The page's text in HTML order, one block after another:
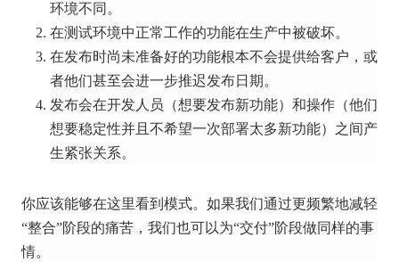
环境不同。
在测试环境中正常工作的功能在生产中被破坏。
在发布时尚未准备好的功能根本不会提供给客户，或
者他们甚至会进一步推迟发布日期。
发布会在开发人员（想要发布新功能）和操作（他们
想要稳定性并且不希望一次部署太多新功能）之间产
生紧张关系。
你应该能够在这里看到模式。 如果我们通过更频繁地减轻
“整合”阶段的痛苦，我们也可以为“交付”阶段做同样的事
情。